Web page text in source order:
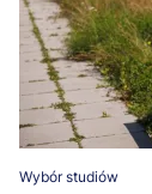
Wybór studiów